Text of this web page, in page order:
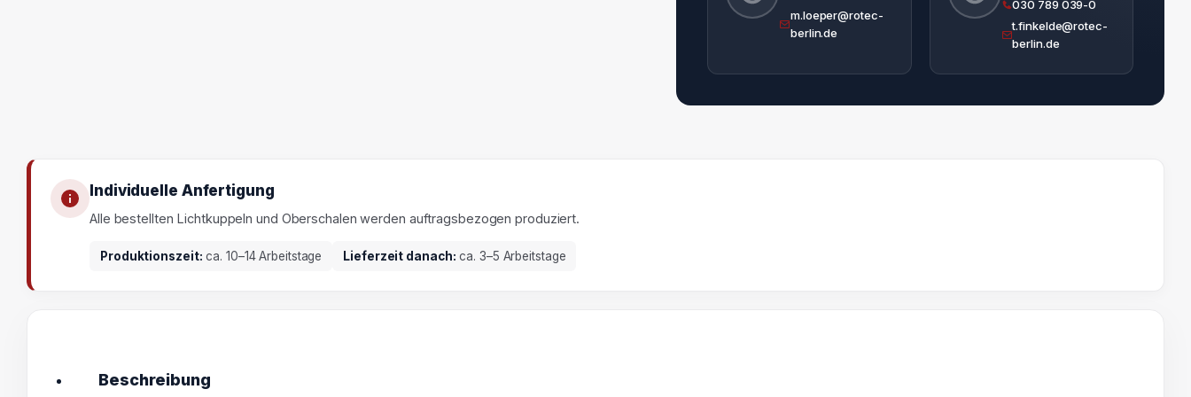
m.loeper@rotec-
berlin.de
030 789 039-0
t.finkelde@rotec-
berlin.de
Individuelle Anfertigung
Alle bestellten Lichtkuppeln und Oberschalen werden auftragsbezogen produziert.
Produktionszeit: ca. 10–14 Arbeitstage Lieferzeit danach: ca. 3–5 Arbeitstage
Beschreibung